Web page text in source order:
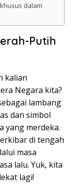
dalam
Putih
kalian
Negara kita?
lambang
dan simbol
yang merdeka.
di tengah
masa
lalu. Yuk, kita
lagi!